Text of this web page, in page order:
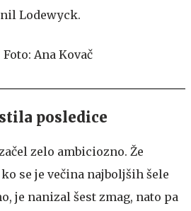
Lodewyck.
posledice
zelo ambiciozno. Že
se je večina najboljših šele
je nanizal šest zmag, nato pa